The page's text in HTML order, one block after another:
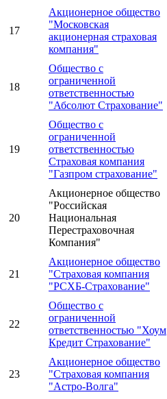
17
Акционерное общество
"Московская
акционерная страховая
компания"
18
Общество с
ограниченной
ответственностью
"Абсолют Страхование"
19
Общество с
ограниченной
ответственностью
Страховая компания
"Газпром страхование"
20
Акционерное общество
"Российская
Национальная
Перестраховочная
Компания"
21
Акционерное общество
"Страховая компания
"РСХБ-Страхование"
22
Общество с
ограниченной
ответственностью "Хоум
Кредит Страхование"
23
Акционерное общество
"Страховая компания
"Астро-Волга"